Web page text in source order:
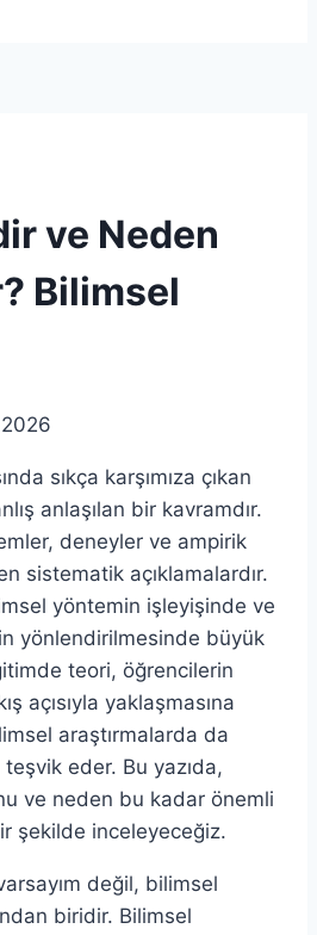
ve Neden
Bilimsel
sıkça karşımıza çıkan
anlaşılan bir kavramdır.
deneyler ve ampirik
sistematik açıklamalardır.
yöntemin işleyişinde ve
yönlendirilmesinde büyük
teori, öğrencilerin
açısıyla yaklaşmasına
araştırmalarda da
eder. Bu yazıda,
ve neden bu kadar önemli
şekilde inceleyeceğiz.
değil, bilimsel
biridir. Bilimsel